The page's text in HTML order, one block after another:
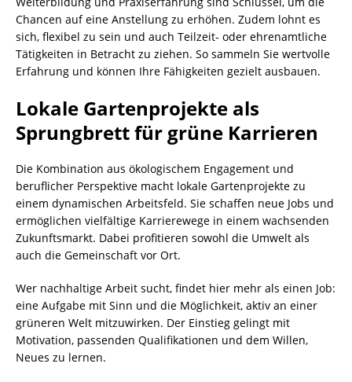
Chancen auf eine Anstellung zu erhöhen. Zudem lohnt es
sich, flexibel zu sein und auch Teilzeit- oder ehrenamtliche
Tätigkeiten in Betracht zu ziehen. So sammeln Sie wertvolle
Erfahrung und können Ihre Fähigkeiten gezielt ausbauen.
Lokale Gartenprojekte als
Sprungbrett für grüne Karrieren
Die Kombination aus ökologischem Engagement und
beruflicher Perspektive macht lokale Gartenprojekte zu
einem dynamischen Arbeitsfeld. Sie schaffen neue Jobs und
ermöglichen vielfältige Karrierewege in einem wachsenden
Zukunftsmarkt. Dabei profitieren sowohl die Umwelt als
auch die Gemeinschaft vor Ort.
Wer nachhaltige Arbeit sucht, findet hier mehr als einen Job:
eine Aufgabe mit Sinn und die Möglichkeit, aktiv an einer
grüneren Welt mitzuwirken. Der Einstieg gelingt mit
Motivation, passenden Qualifikationen und dem Willen,
Neues zu lernen.